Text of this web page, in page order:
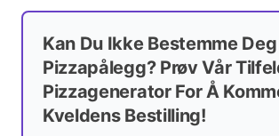
Kan Du Ikke Bestemme
Pizzapålegg? Prøv Vår
Pizzagenerator For Å
Kveldens Bestilling!